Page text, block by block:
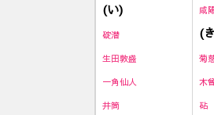
(い)
碇潜
生田敦盛
一角仙人
井筒
咸
(
菊
木
砧